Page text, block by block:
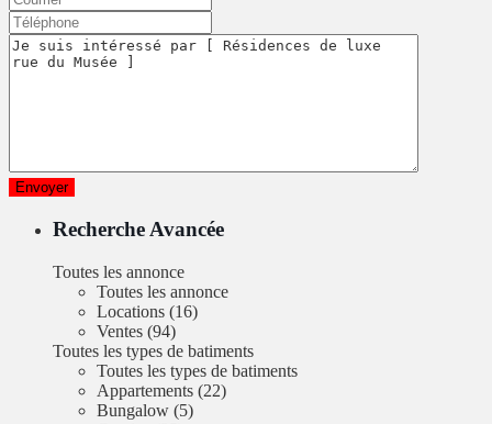
Recherche Avancée
Toutes les annonce
Toutes les annonce
Locations (16)
Ventes (94)
Toutes les types de batiments
Toutes les types de batiments
Appartements (22)
Bungalow (5)